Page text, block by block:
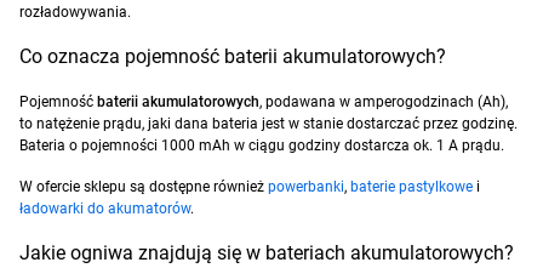
rozładowywania.
Co oznacza pojemność baterii akumulatorowych?
Pojemność baterii akumulatorowych, podawana w amperogodzinach (Ah),
to natężenie prądu, jaki dana bateria jest w stanie dostarczać przez godzinę.
Bateria o pojemności 1000 mAh w ciągu godziny dostarcza ok. 1 A prądu.
W ofercie sklepu są dostępne również powerbanki, baterie pastylkowe i
ładowarki do akumatorów.
Jakie ogniwa znajdują się w bateriach akumulatorowych?